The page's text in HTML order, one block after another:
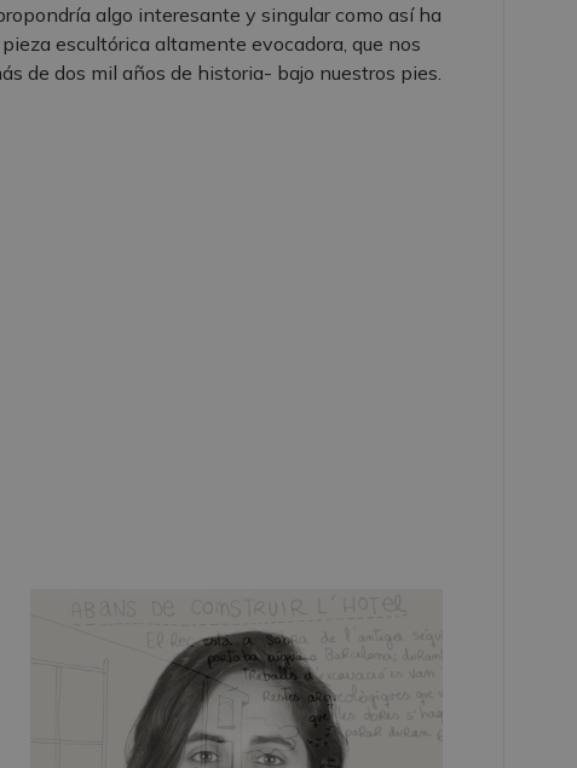
algo interesante y singular como así ha
escultórica altamente evocadora, que nos
de dos mil años de historia- bajo nuestros pies.